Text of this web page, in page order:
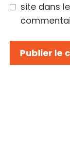
site dans